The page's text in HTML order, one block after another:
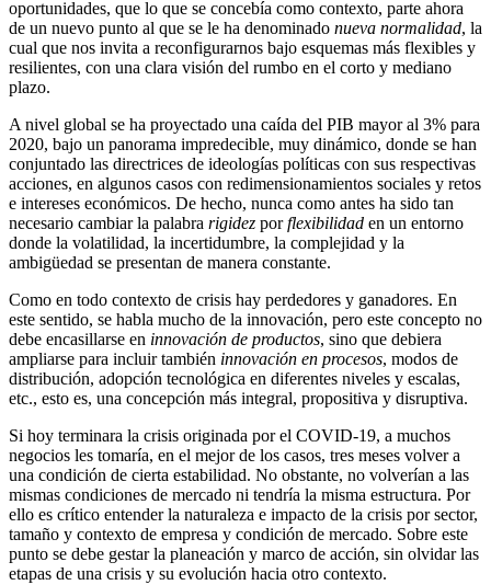
oportunidades, que lo que se concebía como contexto, parte ahora
de un nuevo punto al que se le ha denominado nueva normalidad, la
cual que nos invita a reconfigurarnos bajo esquemas más flexibles y
resilientes, con una clara visión del rumbo en el corto y mediano
plazo.
A nivel global se ha proyectado una caída del PIB mayor al 3% para
2020, bajo un panorama impredecible, muy dinámico, donde se han
conjuntado las directrices de ideologías políticas con sus respectivas
acciones, en algunos casos con redimensionamientos sociales y retos
e intereses económicos. De hecho, nunca como antes ha sido tan
necesario cambiar la palabra rigidez porflexibilidad en un entorno
donde la volatilidad, la incertidumbre, la complejidad y la
ambigüedad se presentan de manera constante.
Como en todo contexto de crisis hay perdedores y ganadores. En
este sentido, se habla mucho de la innovación, pero este concepto no
debe encasillarse en innovación de productos, sino que debiera
ampliarse para incluir también innovación en procesos, modos de
distribución, adopción tecnológica en diferentes niveles y escalas,
etc., esto es, una concepción más integral, propositiva y disruptiva.
Si hoy terminara la crisis originada por el COVID-19, a muchos
negocios les tomaría, en el mejor de los casos, tres meses volver a
una condición de cierta estabilidad. No obstante, no volverían a las
mismas condiciones de mercado ni tendría la misma estructura. Por
ello es crítico entender la naturaleza e impacto de la crisis por sector,
tamaño y contexto de empresa y condición de mercado. Sobre este
punto se debe gestar la planeación y marco de acción, sin olvidar las
etapas de una crisis y su evolución hacia otro contexto.